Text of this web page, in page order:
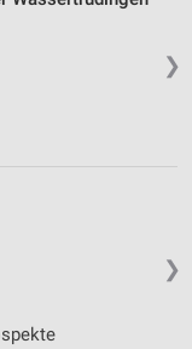
❯
❯